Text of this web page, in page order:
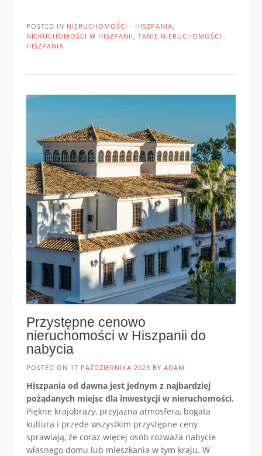
–
w
POSTED IN NIERUCHOMOŚCI - HISZPANIA
NIERUCHOMOŚCI W HISZPANII
TANIE NIERUCHOMOŚCI -
HISZPANIA
Przystępne cenowo
nieruchomości w Hiszpanii do
nabycia
POSTED ON 17 PAŹDZIERNIKA 2023 BY ADAM
Hiszpania od dawna jest jednym z najbardziej
pożądanych miejsc dla inwestycji w nieruchomości.
Piękne krajobrazy, przyjazna atmosfera, bogata
kultura i przede wszystkim przystępne ceny
sprawiają, że coraz więcej osób rozważa nabycie
własnego domu lub mieszkania w tym kraju. W